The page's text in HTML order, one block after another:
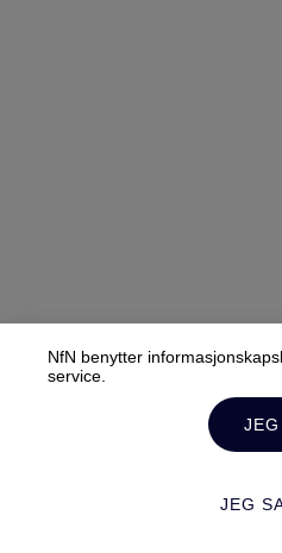
NfN benytter
service.
JEG